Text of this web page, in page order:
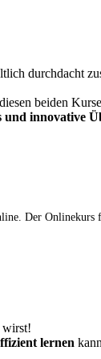
durchdacht
beiden
und innovative
Der
wirst!
lernen